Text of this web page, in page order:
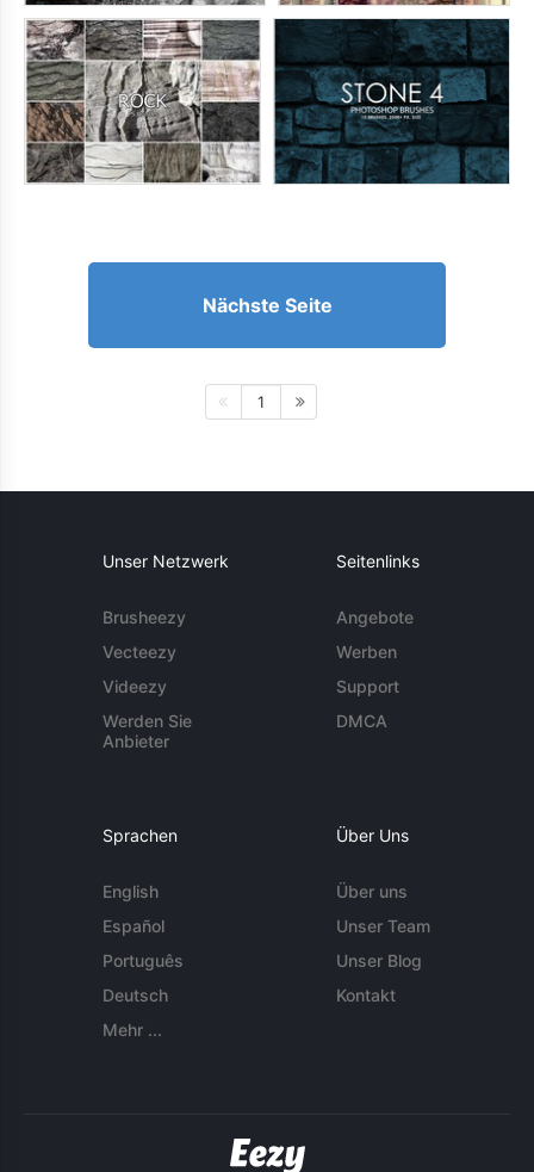
Nächste Seite
1
Unser Netzwerk
Brusheezy
Vecteezy
Videezy
Werden Sie
Anbieter
Seitenlinks
Angebote
Werben
Support
DMCA
Sprachen
English
Español
Português
Deutsch
Mehr ...
Über Uns
Über uns
Unser Team
Unser Blog
Kontakt